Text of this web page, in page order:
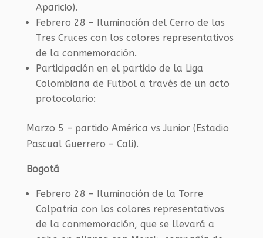
Aparicio).
Febrero 28 – Iluminación del Cerro de las
Tres Cruces con los colores representativos
de la conmemoración.
Participación en el partido de la Liga
Colombiana de Futbol a través de un acto
protocolario:
Marzo 5 – partido América vs Junior (Estadio
Pascual Guerrero – Cali).
Bogotá
Febrero 28 – Iluminación de la Torre
Colpatria con los colores representativos
de la conmemoración, que se llevará a